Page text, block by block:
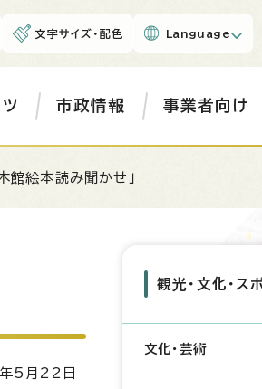
文字サイズ・配色 Language
市政情報 事業者向け
館絵本読み聞かせ」
5月22日
観光・文化・ス
文化・芸術